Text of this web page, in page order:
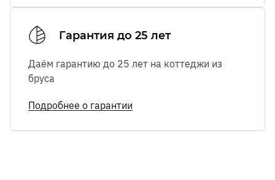
Гарантия до 25 лет
Даём гарантию до 25 лет на коттеджи из
бруса
Подробнее о гарантии